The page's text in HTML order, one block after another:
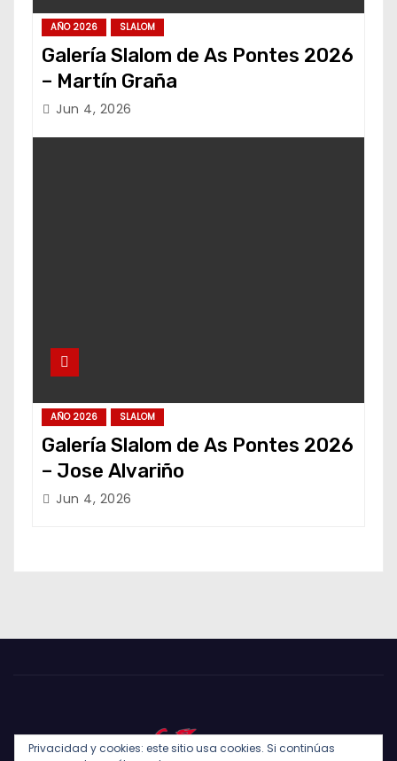
AÑO 2026 SLALOM
Galería Slalom de As Pontes 2026
– Martín Graña
Jun 4, 2026
AÑO 2026 SLALOM
Galería Slalom de As Pontes 2026
– Jose Alvariño
Jun 4, 2026
Privacidad y cookies: este sitio usa cookies. Si continúas